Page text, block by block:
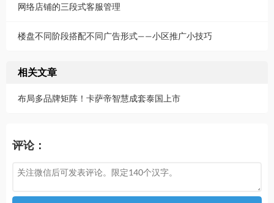
网络店铺的三段式客服管理
楼盘不同阶段搭配不同广告形式——小区推广小技巧
相关文章
布局多品牌矩阵！卡萨帝智慧成套泰国上市
评论：